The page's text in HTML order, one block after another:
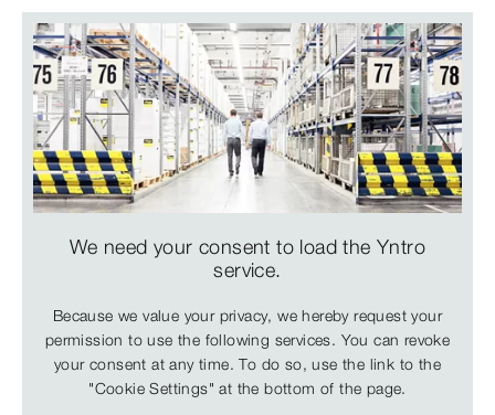
We need your consent to load the Yntro
service.
Because we value your privacy, we hereby request your
permission to use the following services. You can revoke
your consent at any time. To do so, use the link to the
"Cookie Settings" at the bottom of the page.